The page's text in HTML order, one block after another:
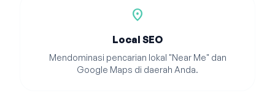
location_on
Local SEO
Mendominasi pencarian lokal "Near Me" dan
Google Maps di daerah Anda.